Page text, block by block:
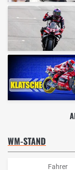
WM-STAND
Fahrer